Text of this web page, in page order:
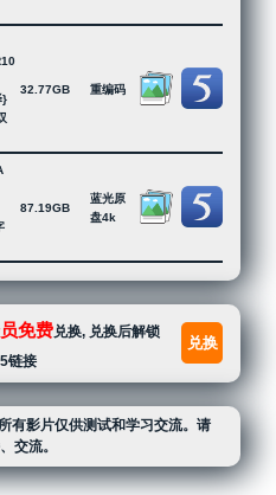
}
32.77GB 重编码
87.19GB
蓝光原
盘4k
免费兑换, 兑换后解锁
链接
兑换
有影片仅供测试和学习交流。请
交流。